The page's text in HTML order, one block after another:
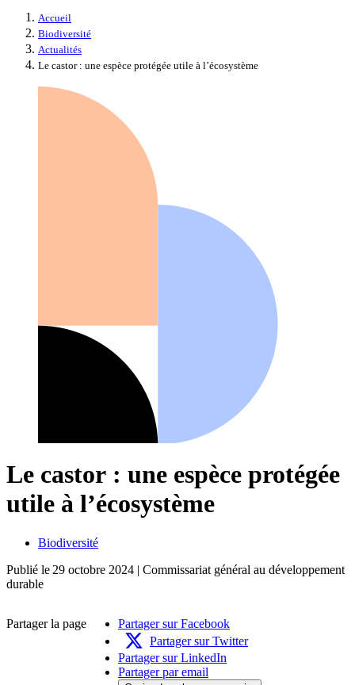
Accueil
Biodiversité
Actualités
Le castor : une espèce protégée utile à l’écosystème
Le castor : une espèce protégée
utile à l’écosystème
Biodiversité
Publié le 29 octobre 2024 | Commissariat général au développement
durable
Partager la page
Partager sur Facebook
Partager sur Twitter
Partager sur LinkedIn
Partager par email